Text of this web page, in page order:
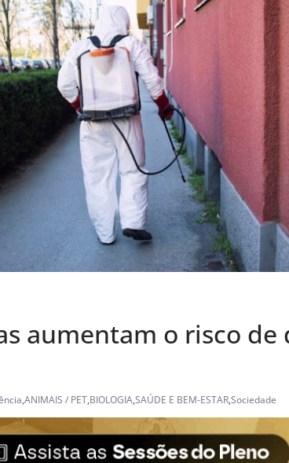
aumentam o risco de
,ANIMAIS / PET,BIOLOGIA,SAÚDE E BEM-ESTAR,Sociedade